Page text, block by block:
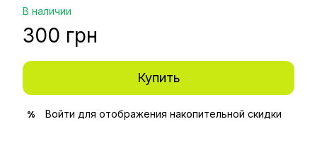
В наличии
300 грн
Купить
% Войти для отображения накопительной скидки